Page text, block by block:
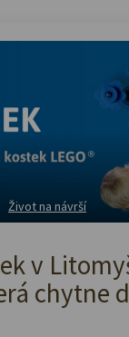
Život na návrší
v
chytne